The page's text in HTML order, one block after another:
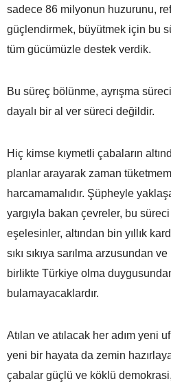
sadece 86 milyonun huzurunu,
güçlendirmek, büyütmek için bu
tüm gücümüzle destek verdik.
Bu süreç bölünme, ayrışma
dayalı bir al ver süreci değildir.
Hiç kimse kıymetli çabaların
planlar arayarak zaman
harcamamalıdır. Şüpheyle
yargıyla bakan çevreler, bu
eşelesinler, altından bin yıllık
sıkı sıkıya sarılma arzusundan
birlikte Türkiye olma
bulamayacaklardır.
Atılan ve atılacak her adım yeni
yeni bir hayata da zemin
çabalar güçlü ve köklü